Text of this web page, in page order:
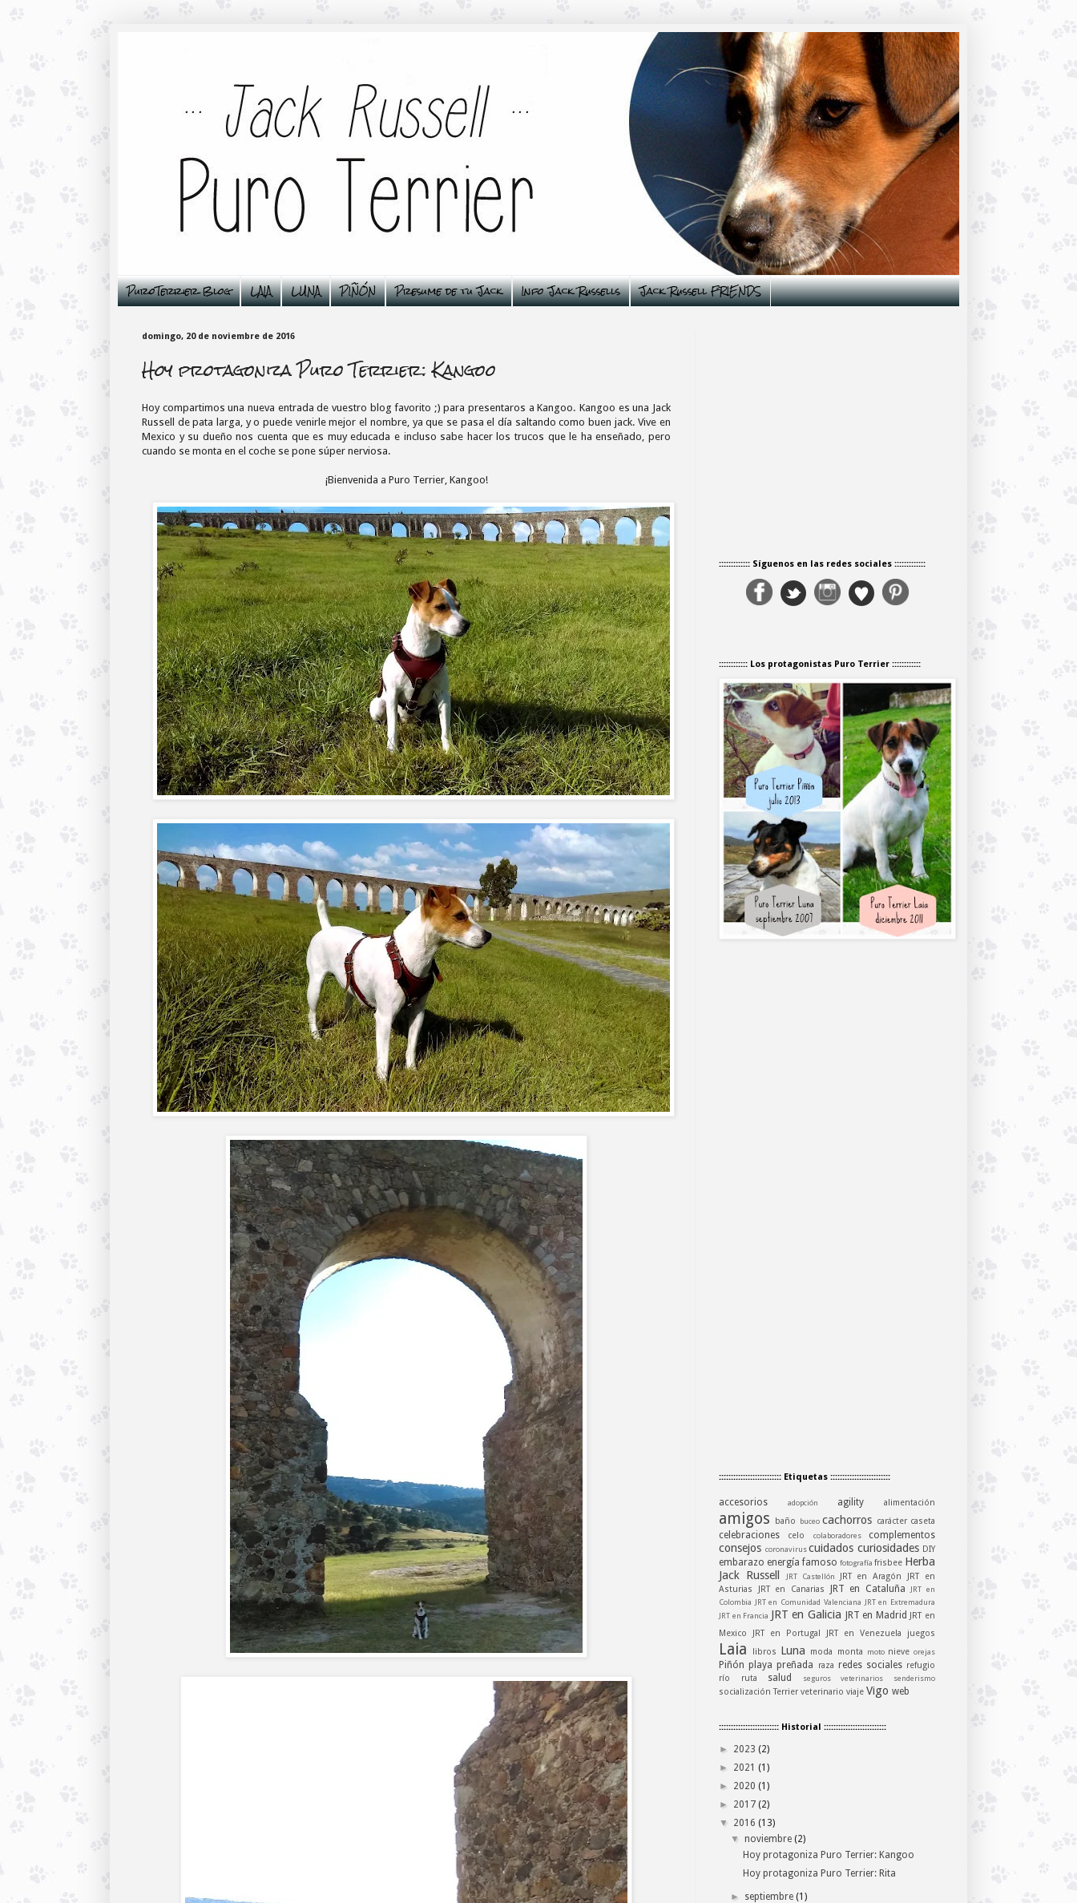
PuroTerrier Blog LAIA LUNA PIÑÓN Presume de tu Jack Info Jack Russells Jack Russell FRIENDS
domingo, 20 de noviembre de 2016
Hoy protagoniza Puro Terrier: Kangoo
Hoy compartimos una nueva entrada de vuestro blog favorito ;) para presentaros a Kangoo. Kangoo es una Jack
Russell de pata larga, y o puede venirle mejor el nombre, ya que se pasa el día saltando como buen jack. Vive en
Mexico y su dueño nos cuenta que es muy educada e incluso sabe hacer los trucos que le ha enseñado, pero
cuando se monta en el coche se pone súper nerviosa.
¡Bienvenida a Puro Terrier, Kangoo!
::::::::::::: Síguenos en las redes sociales :::::::::::::
:::::::::::: Los protagonistas Puro Terrier ::::::::::::
:::::::::::::::::::::::::: Etiquetas :::::::::::::::::::::::::
accesorios adopción agility alimentación
amigos baño buceocachorros carácter caseta
celebraciones celo colaboradores complementos
consejos coronaviruscuidados curiosidades DIY
embarazo energíafamoso fotografía frisbee Herba
Jack Russell
JRT Castellón JRT en Aragón
JRT en
Asturias
JRT en Canarias JRT en Cataluña
JRT en
Colombia JRT en Comunidad Valenciana JRT en Extremadura
JRT en Francia JRT en Galicia JRT en Madrid
JRT en
Mexico
JRT en Portugal JRT en Venezuela juegos
Laia libros Luna moda monta moto nieveorejas
Piñónplayapreñada raza redes sociales refugio
río
ruta salud seguros veterinarios senderismo
socializaciónTerrier veterinario viaje Vigo web
::::::::::::::::::::::::: Historial ::::::::::::::::::::::::::
► 2023 (2)
► 2021 (1)
► 2020 (1)
► 2017 (2)
▼
2016 (13)
▼ noviembre (2)
Hoy protagoniza Puro Terrier: Kangoo
Hoy protagoniza Puro Terrier: Rita
► septiembre (1)